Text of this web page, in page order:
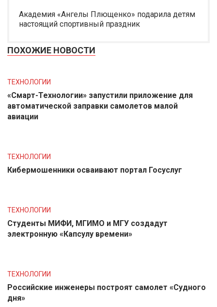
Академия «Ангелы Плющенко» подарила детям
настоящий спортивный праздник
ПОХОЖИЕ НОВОСТИ
ТЕХНОЛОГИИ
«Смарт-Технологии» запустили приложение для
автоматической заправки самолетов малой
авиации
ТЕХНОЛОГИИ
Кибермошенники осваивают портал Госуслуг
ТЕХНОЛОГИИ
Студенты МИФИ, МГИМО и МГУ создадут
электронную «Капсулу времени»
ТЕХНОЛОГИИ
Российские инженеры построят самолет «Судного
дня»